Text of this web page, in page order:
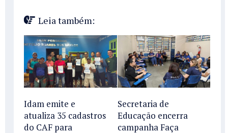
Leia também:
Idam emite e
atualiza 35 cadastros
do CAF para
Secretaria de
Educação encerra
campanha Faça